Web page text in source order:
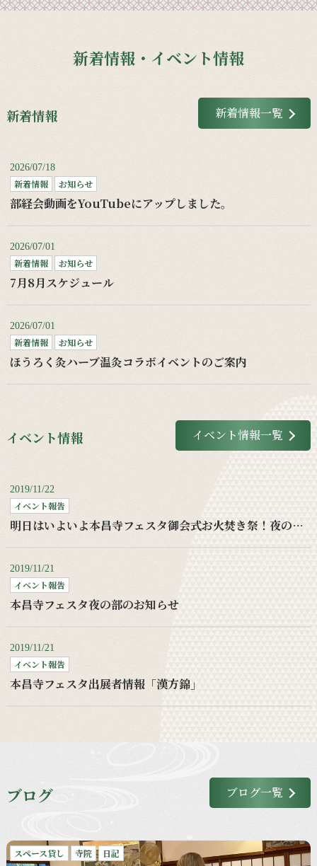
新着情報・イベント情報
新着情報 新着情報一覧
2026/07/18
新着情報 お知らせ
部経会動画をYouTubeにアップしました。
2026/07/01
新着情報 お知らせ
7月8月スケジュール
2026/07/01
新着情報 お知らせ
ほうろく灸ハーブ温灸コラボイベントのご案内
イベント情報 イベント情報一覧
2019/11/22
イベント報告
明日はいよいよ本昌寺フェスタ御会式お火焚き祭！夜の部もお待ちしてます！！
2019/11/21
イベント報告
本昌寺フェスタ夜の部のお知らせ
2019/11/21
イベント報告
本昌寺フェスタ出展者情報「漢方錦」
ブログ ブログ一覧
スペース貸し 寺院 日記